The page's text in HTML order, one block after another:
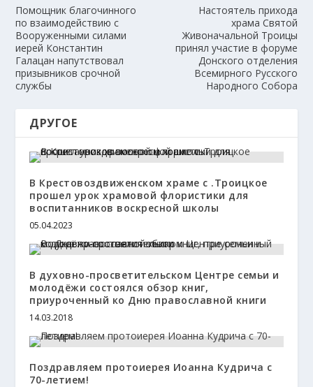
Помощник благочинного
по взаимодействию с
Вооруженными силами
иерей Константин
Галацан напутствовал
призывников срочной
службы
Настоятель прихода
храма Святой
Живоначальной Троицы
принял участие в форуме
Донского отделения
Всемирного Русского
Народного Собора
ДРУГОЕ
В Крестовоздвиженском храме с .Троицкое
прошел урок храмовой флористики для
воспитанников воскресной школы
05.04.2023
В духовно-просветительском Центре семьи и
молодёжи состоялся обзор книг,
приуроченный ко Дню православной книги
14.03.2018
Поздравляем протоиерея Иоанна Кудрича с
70-летием!